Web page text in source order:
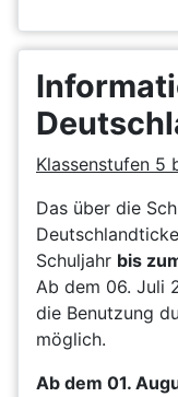
Klassenstufen 5
Das über die
Schuljahr bis
Ab dem 06. Juli
die Benutzung
möglich.
Ab dem 01.